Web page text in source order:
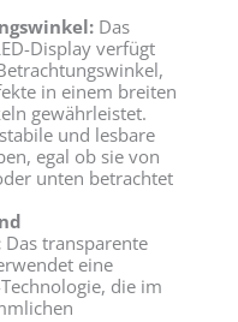
Das
Display verfügt
in einem breiten
gewährleistet.
und lesbare
egal ob sie von
unten betrachtet
Das transparente
eine
die im